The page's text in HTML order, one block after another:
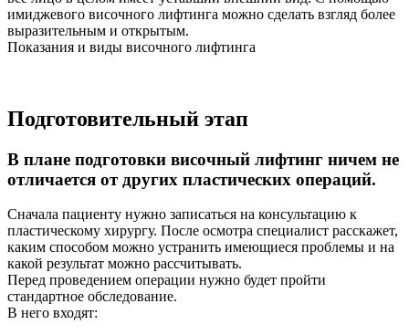
имиджевого височного лифтинга можно сделать взгляд более
выразительным и открытым.
Показания и виды височного лифтинга
Подготовительный этап
В плане подготовки височный лифтинг ничем не
отличается от других пластических операций.
Сначала пациенту нужно записаться на консультацию к
пластическому хирургу. После осмотра специалист расскажет,
каким способом можно устранить имеющиеся проблемы и на
какой результат можно рассчитывать.
Перед проведением операции нужно будет пройти
стандартное обследование.
В него входят: